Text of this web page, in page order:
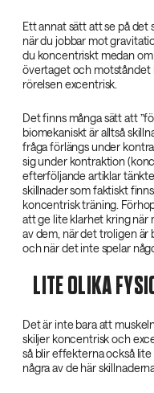
Ett annat sätt att se på det
när du jobbar mot
du koncentriskt medan
övertaget och motståndet
rörelsen excentrisk.
Det finns många sätt att
biomekaniskt är alltså
fråga förlängs under
sig under kontraktion
efterföljande artiklar
skillnader som faktiskt
koncentrisk träning.
att ge lite klarhet kring när
av dem, när det troligen
och när det inte spelar
LITE OLIKA
Det är inte bara att
skiljer koncentrisk och
så blir effekterna också
några av de här